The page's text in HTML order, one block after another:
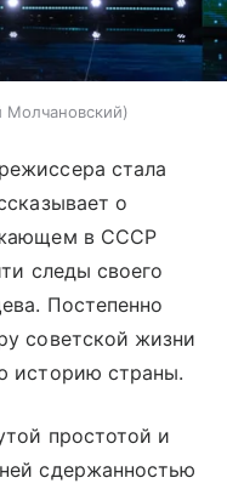
Молчановский
стала
о
в СССР
следы своего
Постепенно
советской жизни
историю страны.
простотой и
сдержанностью